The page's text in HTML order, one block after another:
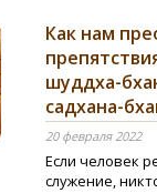
Как нам
шуддха-
садхана-
20 февраля 2022
Если человек
служение,